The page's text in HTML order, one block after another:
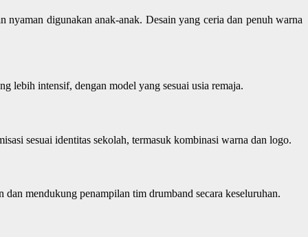
digunakan anak-anak. Desain yang ceria dan penuh warna
lebih intensif, dengan model yang sesuai usia remaja.
sesuai identitas sekolah, termasuk kombinasi warna dan logo.
dan mendukung penampilan tim drumband secara keseluruhan.